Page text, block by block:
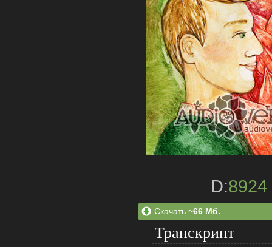
D:8924
Скачать ~66 Мб.
Транскрипт